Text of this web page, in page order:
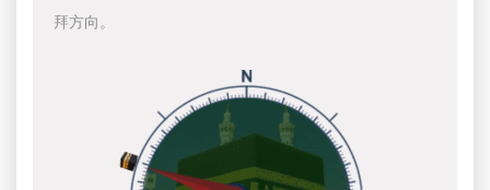
拜方向。